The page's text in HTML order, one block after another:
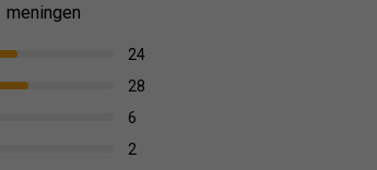
meningen
24
28
6
2